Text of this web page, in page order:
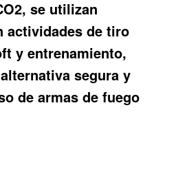
se utilizan
actividades de tiro
y entrenamiento,
segura y
de armas de fuego